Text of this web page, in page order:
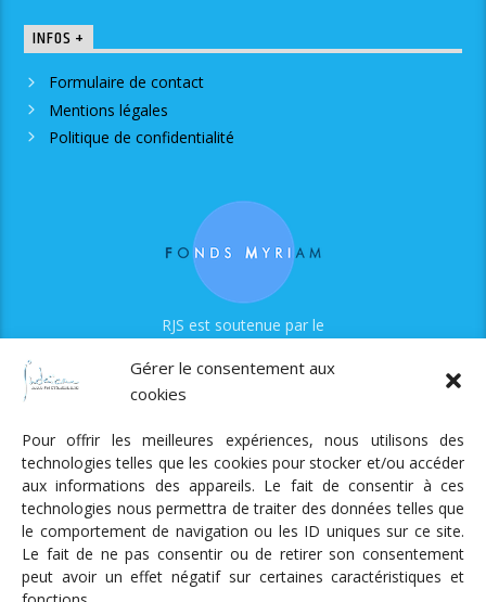
Gérer le consentement aux
cookies
Pour offrir les meilleures expériences, nous utilisons des
technologies telles que les cookies pour stocker et/ou accéder
aux informations des appareils. Le fait de consentir à ces
technologies nous permettra de traiter des données telles que
le comportement de navigation ou les ID uniques sur ce site.
Le fait de ne pas consentir ou de retirer son consentement
peut avoir un effet négatif sur certaines caractéristiques et
INFOS +
Formulaire de contact
Mentions légales
Politique de confidentialité
RJS est soutenue par le
Radio Judaica Strasbourg
Tous droits réservés
RADIO JUDAÏCA
ÉMISSIONS ET GRILLE DES PROGRAMMES